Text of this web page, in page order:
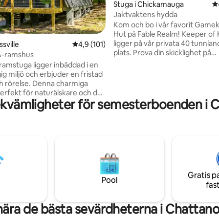
betyg, 220 omdömen
4,9 av 5 i genomsnittligt betyg, 101
4,9 (101)
ramshus
ligger inbäddad i en
miljö och erbjuder en fristad
rörelse. Denna charmiga
för naturälskare och de
avskildhet och är en blandning
och modern komfort.
och ett mysigt sovrum på
stuga perfekt för par,
äventyrare eller alla som
en lugn tillflyktsort.
Stuga i Chickamauga
Jaktvaktens hydda
Kom och bo i vår favorit
Hut på Fable Realm! Keeper of
ligger på vår privata 40
plats. Prova din skicklighet på
kullen från The Burrow, och
Fairytale Cottage. Besök
öl!
för semesterboenden i
Pool
Gratis
de bästa sevärdheterna i